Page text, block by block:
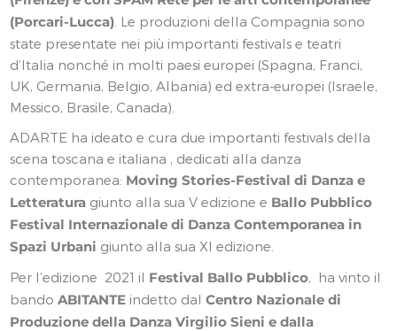
(Porcari-Lucca) . Le produzioni della Compagnia sono
state presentate nei più importanti festivals e teatri
d’Italia nonché in molti paesi europei (Spagna, Franci,
UK, Germania, Belgio, Albania) ed extra-europei (Israele,
Messico, Brasile, Canada).
ADARTE ha ideato e cura due importanti festivals della
scena toscana e italiana , dedicati alla danza
contemporanea: Moving Stories-Festival di Danza e
Letteratura giunto alla sua V edizione e Ballo Pubblico
Festival Internazionale di Danza Contemporanea in
Spazi Urbani giunto alla sua XI edizione.
Per l’edizione 2021 il Festival Ballo Pubblico, ha vinto il
bandoABITANTE indetto dalCentro Nazionale di
Produzione della Danza Virgilio Sieni e dalla